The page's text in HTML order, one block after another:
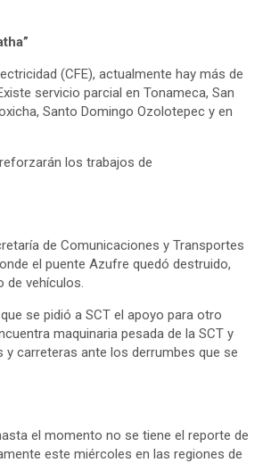
(CFE), actualmente hay más de
servicio parcial en Tonameca, San
Santo Domingo Ozolotepec y en
los trabajos de
de Comunicaciones y Transportes
el puente Azufre quedó destruido,
de vehículos.
se pidió a SCT el apoyo para otro
maquinaria pesada de la SCT y
carreteras ante los derrumbes que se
el momento no se tiene el reporte de
este miércoles en las regiones de